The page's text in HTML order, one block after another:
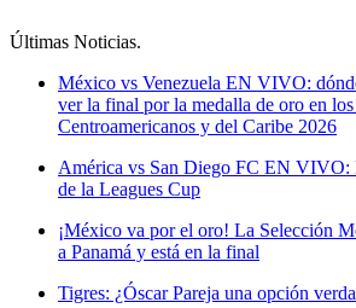
Últimas Noticias.
México vs Venezuela EN VIVO:
ver la final por la medalla de oro en los
Centroamericanos y del Caribe 2026
América vs San Diego FC EN VIVO:
de la Leagues Cup
¡México va por el oro! La Selección
a Panamá y está en la final
Tigres: ¿Óscar Pareja una opción